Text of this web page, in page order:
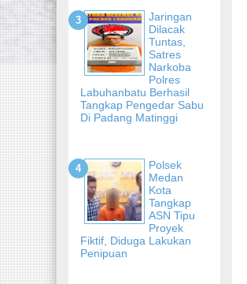
Jaringan
Dilacak
Tuntas,
Satres
Narkoba
Polres
Labuhanbatu Berhasil
Tangkap Pengedar Sabu
Di Padang Matinggi
Polsek
Medan
Kota
Tangkap
ASN Tipu
Proyek
Fiktif, Diduga Lakukan
Penipuan